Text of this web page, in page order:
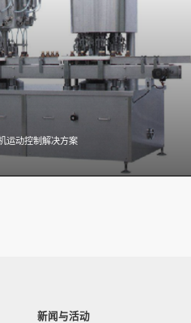
运动控制解决方案
新闻与活动